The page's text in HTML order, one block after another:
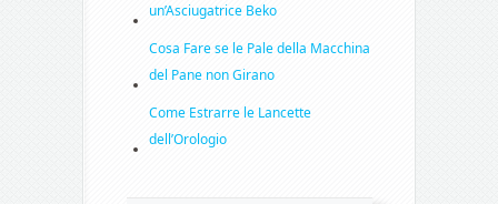
un’Asciugatrice Beko
Cosa Fare se le Pale della Macchina
del Pane non Girano
Come Estrarre le Lancette
dell’Orologio